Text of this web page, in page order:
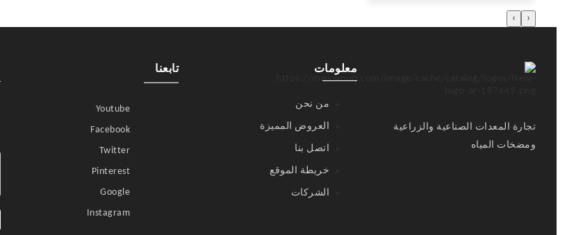
‹
›
تجارة المعدات الصناعية والزراعية
ومضخات المياه
معلومات
من نحن
العروض المميزة
اتصل بنا
خريطة الموقع
الشركات
تابعنا
Youtube
Facebook
Twitter
Pinterest
Google
Instagram